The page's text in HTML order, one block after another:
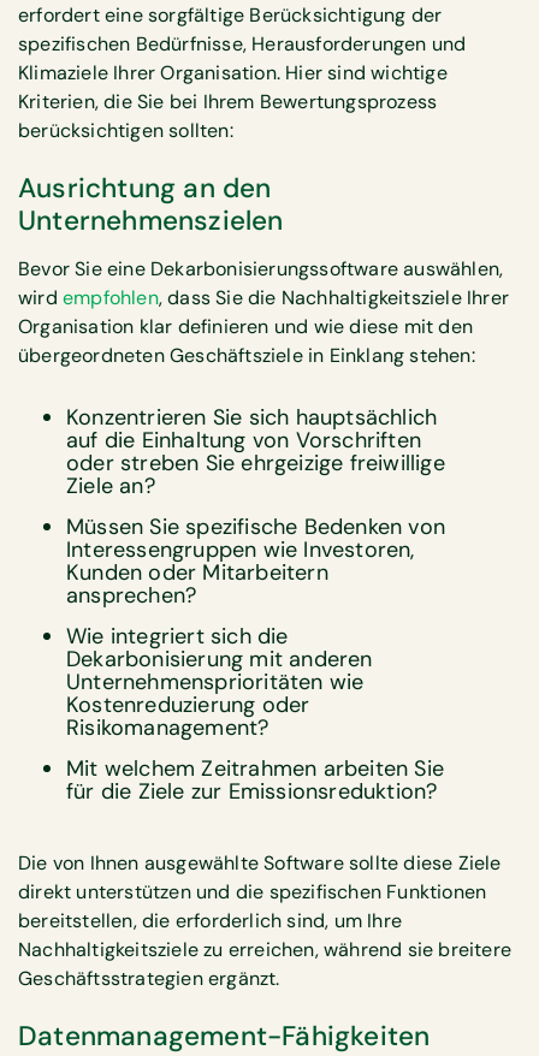
erfordert eine sorgfältige Berücksichtigung der
spezifischen Bedürfnisse, Herausforderungen und
Klimaziele Ihrer Organisation. Hier sind wichtige
Kriterien, die Sie bei Ihrem Bewertungsprozess
berücksichtigen sollten:
Ausrichtung an den
Unternehmenszielen
Bevor Sie eine Dekarbonisierungssoftware auswählen,
wird empfohlen, dass Sie die Nachhaltigkeitsziele Ihrer
Organisation klar definieren und wie diese mit den
übergeordneten Geschäftsziele in Einklang stehen:
Konzentrieren Sie sich hauptsächlich
auf die Einhaltung von Vorschriften
oder streben Sie ehrgeizige freiwillige
Ziele an?
Müssen Sie spezifische Bedenken von
Interessengruppen wie Investoren,
Kunden oder Mitarbeitern
ansprechen?
Wie integriert sich die
Dekarbonisierung mit anderen
Unternehmensprioritäten wie
Kostenreduzierung oder
Risikomanagement?
Mit welchem Zeitrahmen arbeiten Sie
für die Ziele zur Emissionsreduktion?
Die von Ihnen ausgewählte Software sollte diese Ziele
direkt unterstützen und die spezifischen Funktionen
bereitstellen, die erforderlich sind, um Ihre
Nachhaltigkeitsziele zu erreichen, während sie breitere
Geschäftsstrategien ergänzt.
Datenmanagement-Fähigkeiten